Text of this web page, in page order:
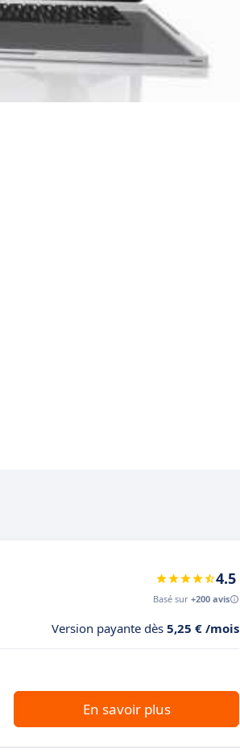
4.5
Basé sur +200 avis
Version payante dès 5,25 € /mois
En savoir plus